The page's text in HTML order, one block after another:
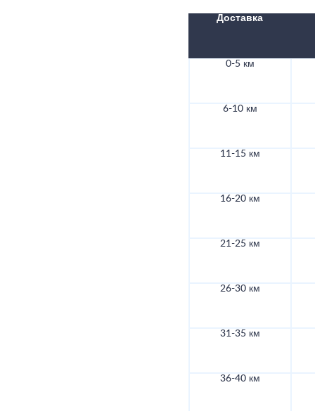
Доставка
0-5 км
6-10 км
11-15 км
16-20 км
21-25 км
26-30 км
31-35 км
36-40 км